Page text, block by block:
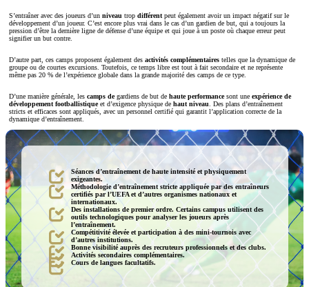
S’entraîner avec des joueurs d’un niveau trop différentpeut également avoir un impact négatif sur le
développement d’un joueur. C’est encore plus vrai dans le cas d’un gardien de but, qui a toujours la
pression d’être la dernière ligne de défense d’une équipe et qui joue à un poste où chaque erreur peut
signifier un but contre.
D’autre part, ces camps proposent également des activités complémentaires telles que la dynamique de
groupe ou de courtes excursions. Toutefois, ce temps libre est tout à fait secondaire et ne représente
même pas 20 % de l’expérience globale dans la grande majorité des camps de ce type.
D’une manière générale, les camps degardiens de but de haute performancesont une expérience de
développement footballistiqueet d’exigence physique de haut niveau. Des plans d’entraînement
stricts et efficaces sont appliqués, avec un personnel certifié qui garantit l’application correcte de la
dynamique d’entraînement.
Séances d’entraînement de haute intensité et physiquement
exigeantes.
Méthodologie d’entraînement stricte appliquée par des entraîneurs
certifiés par l’UEFA et d’autres organismes nationaux et
internationaux.
Des installations de premier ordre. Certains campus utilisent des
outils technologiques pour analyser les joueurs après
l’entraînement.
Compétitivité élevée et participation à des mini-tournois avec
d’autres institutions.
Bonne visibilité auprès des recruteurs professionnels et des clubs.
Activités secondaires complémentaires.
Cours de langues facultatifs.